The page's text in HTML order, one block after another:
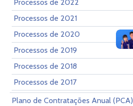
Processos de 2022
Processos de 2021
Processos de 2020
Processos de 2019
Processos de 2018
Processos de 2017
Plano de Contratações Anual (PCA)